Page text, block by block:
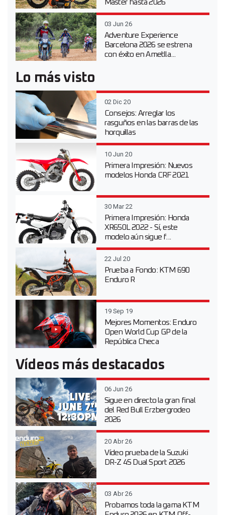
Master hasta 2026
03 Jun 26
Adventure Experience
Barcelona 2026 se estrena
con éxito en Ametlla...
Lo más visto
02 Dic 20
Consejos: Arreglar los
rasguños en las barras de las
horquillas
10 Jun 20
Primera Impresión: Nuevos
modelos Honda CRF 2021
30 Mar 22
Primera Impresión: Honda
XR650L 2022 - Sí, este
modelo aún sigue f...
22 Jul 20
Prueba a Fondo: KTM 690
Enduro R
19 Sep 19
Mejores Momentos: Enduro
Open World Cup GP de la
República Checa
Vídeos más destacados
06 Jun 26
Sigue en directo la gran final
del Red Bull Erzbergrodeo
2026
20 Abr 26
Vídeo prueba de la Suzuki
DR-Z 4S Dual Sport 2026
03 Abr 26
Probamos toda la gama KTM